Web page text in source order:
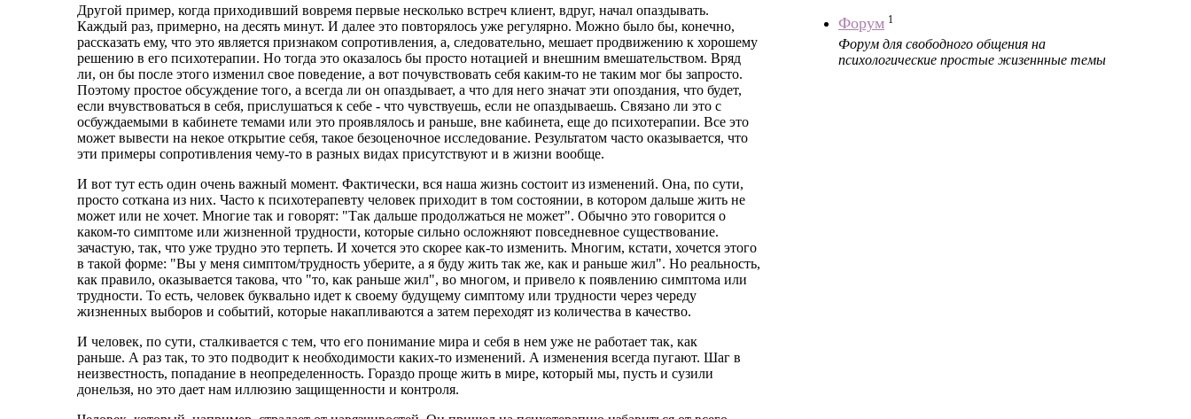
Другой пример, когда приходивший вовремя первые несколько встреч клиент, вдруг, начал опаздывать.
Каждый раз, примерно, на десять минут. И далее это повторялось уже регулярно. Можно было бы, конечно,
рассказать ему, что это является признаком сопротивления, а, следовательно, мешает продвижению к хорошему
решению в его психотерапии. Но тогда это оказалось бы просто нотацией и внешним вмешательством. Вряд
ли, он бы после этого изменил свое поведение, а вот почувствовать себя каким-то не таким мог бы запросто.
Поэтому простое обсуждение того, а всегда ли он опаздывает, а что для него значат эти опоздания, что будет,
если вчувствоваться в себя, прислушаться к себе - что чувствуешь, если не опаздываешь. Связано ли это с
осбуждаемыми в кабинете темами или это проявлялось и раньше, вне кабинета, еще до психотерапии. Все это
может вывести на некое открытие себя, такое безоценочное исследование. Результатом часто оказывается, что
эти примеры сопротивления чему-то в разных видах присутствуют и в жизни вообще.
И вот тут есть один очень важный момент. Фактически, вся наша жизнь состоит из изменений. Она, по сути,
просто соткана из них. Часто к психотерапевту человек приходит в том состоянии, в котором дальше жить не
может или не хочет. Многие так и говорят: "Так дальше продолжаться не может". Обычно это говорится о
каком-то симптоме или жизненной трудности, которые сильно осложняют повседневное существование.
зачастую, так, что уже трудно это терпеть. И хочется это скорее как-то изменить. Многим, кстати, хочется этого
в такой форме: "Вы у меня симптом/трудность уберите, а я буду жить так же, как и раньше жил". Но реальность,
как правило, оказывается такова, что "то, как раньше жил", во многом, и привело к появлению симптома или
трудности. То есть, человек буквально идет к своему будущему симптому или трудности через череду
жизненных выборов и событий, которые накапливаются а затем переходят из количества в качество.
И человек, по сути, сталкивается с тем, что его понимание мира и себя в нем уже не работает так, как
раньше. А раз так, то это подводит к необходимости каких-то изменений. А изменения всегда пугают. Шаг в
неизвестность, попадание в неопределенность. Гораздо проще жить в мире, который мы, пусть и сузили
донельзя, но это дает нам иллюзию защищенности и контроля.
Форум 1
Форум для свободного общения на
психологические простые жизеннные темы